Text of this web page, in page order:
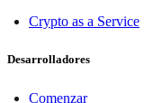
Crypto as a Service
Desarrolladores
Comenzar